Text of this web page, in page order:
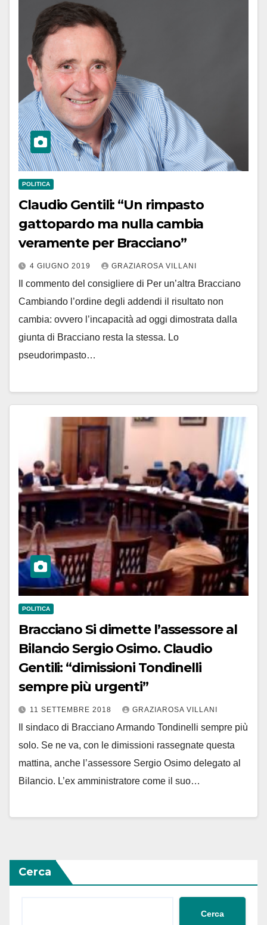
POLITICA
Claudio Gentili: “Un rimpasto
gattopardo ma nulla cambia
veramente per Bracciano”
4 GIUGNO 2019 GRAZIAROSA VILLANI
Il commento del consigliere di Per un’altra Bracciano
Cambiando l’ordine degli addendi il risultato non
cambia: ovvero l’incapacità ad oggi dimostrata dalla
giunta di Bracciano resta la stessa. Lo
pseudorimpasto…
POLITICA
Bracciano Si dimette l’assessore al
Bilancio Sergio Osimo. Claudio
Gentili: “dimissioni Tondinelli
sempre più urgenti”
11 SETTEMBRE 2018 GRAZIAROSA VILLANI
Il sindaco di Bracciano Armando Tondinelli sempre più
solo. Se ne va, con le dimissioni rassegnate questa
mattina, anche l’assessore Sergio Osimo delegato al
Bilancio. L’ex amministratore come il suo…
Cerca
Cerca